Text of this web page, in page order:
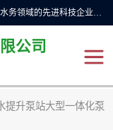
青岛铭源环保科技有限公司是一家专注于环保与智慧水务领域的先进科技企业，公司专注于云智能一体化预制泵站、水务循环利用、海绵城市、云智慧水务开发及新型环保技术研发等领域。铭源环保以为客户提供优质产品、专业技术服务为己任。为客户提供量身定制方案，提供多种配置方案满足实际使用要求。严控供货周期，并提供高标准后期维护。以环保为己任，视质量如生命，以技术做先导，靠诚信赢客户。
公司
提升泵站大型一体化泵